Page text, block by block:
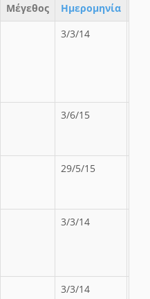
Μέγεθος
Ημερομηνία
3/3/14
3/6/15
29/5/15
3/3/14
3/3/14